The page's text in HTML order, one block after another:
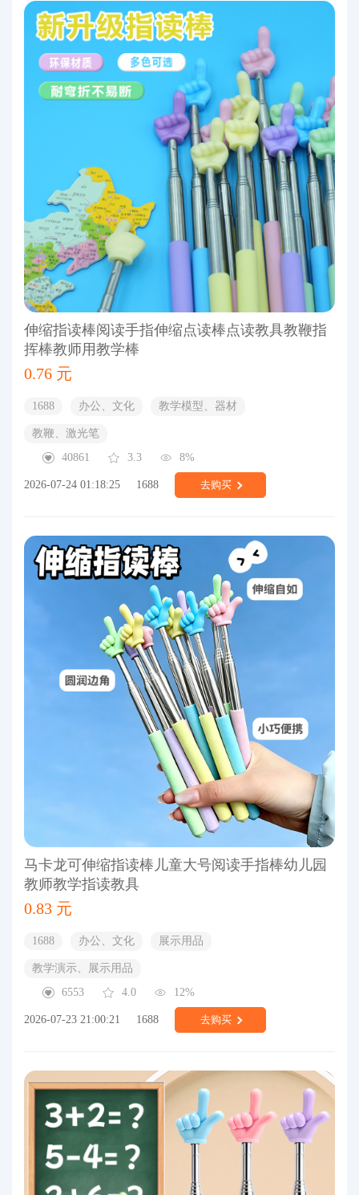
伸缩指读棒阅读手指伸缩点读棒点读教具教鞭指
挥棒教师用教学棒
0.76 元
1688 办公、文化 教学模型、器材
教鞭、激光笔
40861
3.3 8%
2026-07-24 01:18:25 1688 去购买
马卡龙可伸缩指读棒儿童大号阅读手指棒幼儿园
教师教学指读教具
0.83 元
1688 办公、文化 展示用品
教学演示、展示用品
6553
4.0 12%
2026-07-23 21:00:21 1688 去购买